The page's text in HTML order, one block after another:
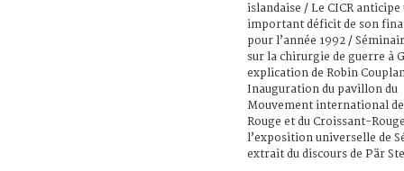
islandaise / Le CICR anticipe
important déficit de son
pour l’année 1992 /
sur la chirurgie de guerre à
explication de Robin
Inauguration du pavillon du
Mouvement international
Rouge et du Croissant-
l’exposition universelle de
extrait du discours de Pär